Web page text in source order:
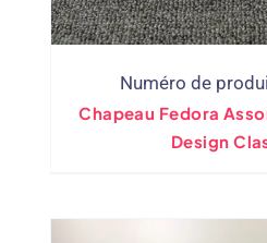
Numéro de
Chapeau Fedora
Design